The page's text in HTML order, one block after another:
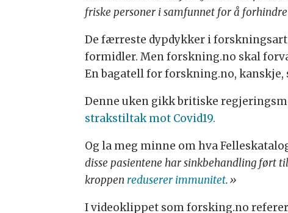
friske personer i samfunnet for å
De færreste dypdykker i
formidler. Men forskning.no skal
En bagatell for forskning.no,
Denne uken gikk britiske
strakstiltak mot Covid19.
Og la meg minne om hva
disse pasientene har sinkbehandling ført
kroppen reduserer immunitet.»
I videoklippet som forsking.no